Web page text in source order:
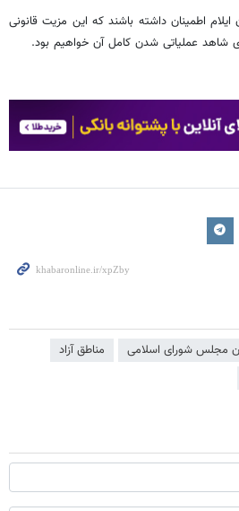
اطمینان داشته باشند که این مزیت قانونی
شاهد عملیاتی شدن کامل آن خواهیم بود.
مجلس شورای اسلامی
مناطق آزاد